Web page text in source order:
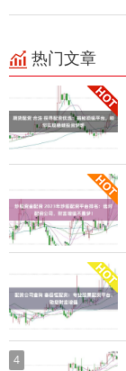
热门文章
4